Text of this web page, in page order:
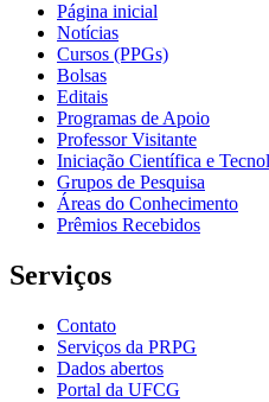
Página inicial
Notícias
Cursos (PPGs)
Bolsas
Editais
Programas de Apoio
Professor Visitante
Iniciação Científica e
Grupos de Pesquisa
Áreas do Conhecimento
Prêmios Recebidos
Serviços
Contato
Serviços da PRPG
Dados abertos
Portal da UFCG